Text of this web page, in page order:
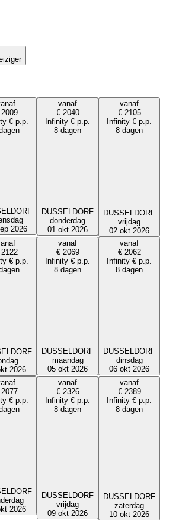
2009
€ p.p.
2026
vanaf
€ 2040
Infinity € p.p.
8 dagen
DUSSELDORF
donderdag
01 okt 2026
vanaf
€ 2105
Infinity € p.p.
8 dagen
DUSSELDORF
vrijdag
02 okt 2026
2122
€ p.p.
2026
vanaf
€ 2069
Infinity € p.p.
8 dagen
DUSSELDORF
maandag
05 okt 2026
vanaf
€ 2062
Infinity € p.p.
8 dagen
DUSSELDORF
dinsdag
06 okt 2026
2077
€ p.p.
2026
vanaf
€ 2326
Infinity € p.p.
8 dagen
DUSSELDORF
vrijdag
09 okt 2026
vanaf
€ 2389
Infinity € p.p.
8 dagen
DUSSELDORF
zaterdag
10 okt 2026